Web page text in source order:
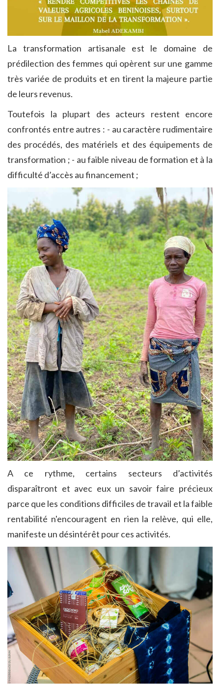
La transformation artisanale est le domaine de
prédilection des femmes qui opèrent sur une gamme
très variée de produits et en tirent la majeure partie
de leurs revenus.
Toutefois la plupart des acteurs restent encore
confrontés entre autres : - au caractère rudimentaire
des procédés, des matériels et des équipements de
transformation ; - au faible niveau de formation et à la
difficulté d’accès au financement ;
A ce rythme, certains secteurs d’activités
disparaîtront et avec eux un savoir faire précieux
parce que les conditions difficiles de travail et la faible
rentabilité n'encouragent en rien la relève, qui elle,
manifeste un désintérêt pour ces activités.